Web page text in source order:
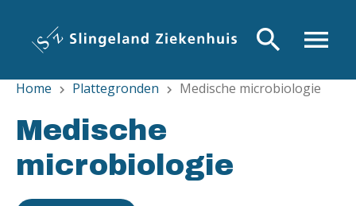
inhoud
menu
search
Home chevron_right Plattegronden chevron_right Medische microbiologie
Medische
microbiologie